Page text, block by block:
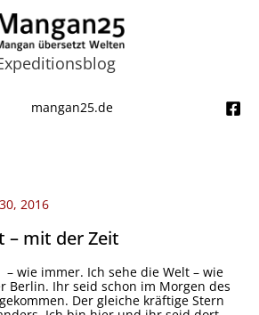
mangan25.de
2016
– mit der Zeit
– wie immer. Ich sehe die Welt – wie
Berlin. Ihr seid schon im Morgen des
Der gleiche kräftige Stern